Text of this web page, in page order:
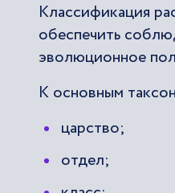
Классификация
обеспечить
эволюционное
К основным
царство;
отдел;